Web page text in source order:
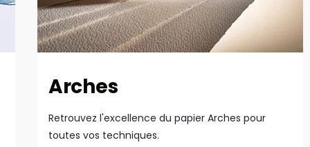
Arches
Retrouvez l'excellence du papier Arches pour
toutes vos techniques.